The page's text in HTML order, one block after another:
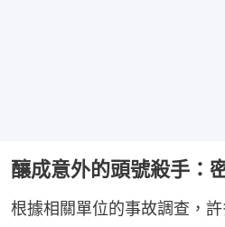
釀成意外的頭號殺手：
根據相關單位的事故調查，